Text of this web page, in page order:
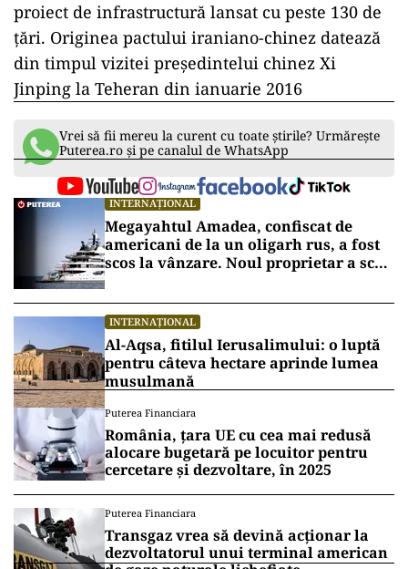
proiect de infrastructură lansat cu peste 130 de
ţări. Originea pactului iraniano-chinez datează
din timpul vizitei preşedintelui chinez Xi
Jinping la Teheran din ianuarie 2016
Vrei să fii mereu la curent cu toate știrile? Urmărește
Puterea.ro și pe canalul de WhatsApp
INTERNAȚIONAL
Megayahtul Amadea, confiscat de
americani de la un oligarh rus, a fost
scos la vânzare. Noul proprietar a scos
INTERNAȚIONAL
Al-Aqsa, fitilul Ierusalimului: o luptă
pentru câteva hectare aprinde lumea
musulmană
Puterea Financiara
România, țara UE cu cea mai redusă
alocare bugetară pe locuitor pentru
cercetare și dezvoltare, în 2025
Puterea Financiara
Transgaz vrea să devină acționar la
dezvoltatorul unui terminal american